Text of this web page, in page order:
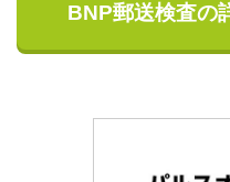
BNP郵送検査の